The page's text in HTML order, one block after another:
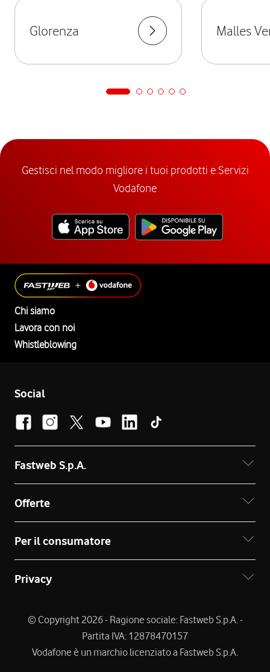
Glorenza Malles
Gestisci nel modo migliore i tuoi prodotti e Servizi
Vodafone
Chi siamo
Lavora con noi
Whistleblowing
Social
Fastweb S.p.A.
Offerte
Per il consumatore
Privacy
© Copyright 2026 - Ragione sociale: Fastweb S.p.A. -
Partita IVA: 12878470157
Vodafone è un marchio licenziato a Fastweb S.p.A.